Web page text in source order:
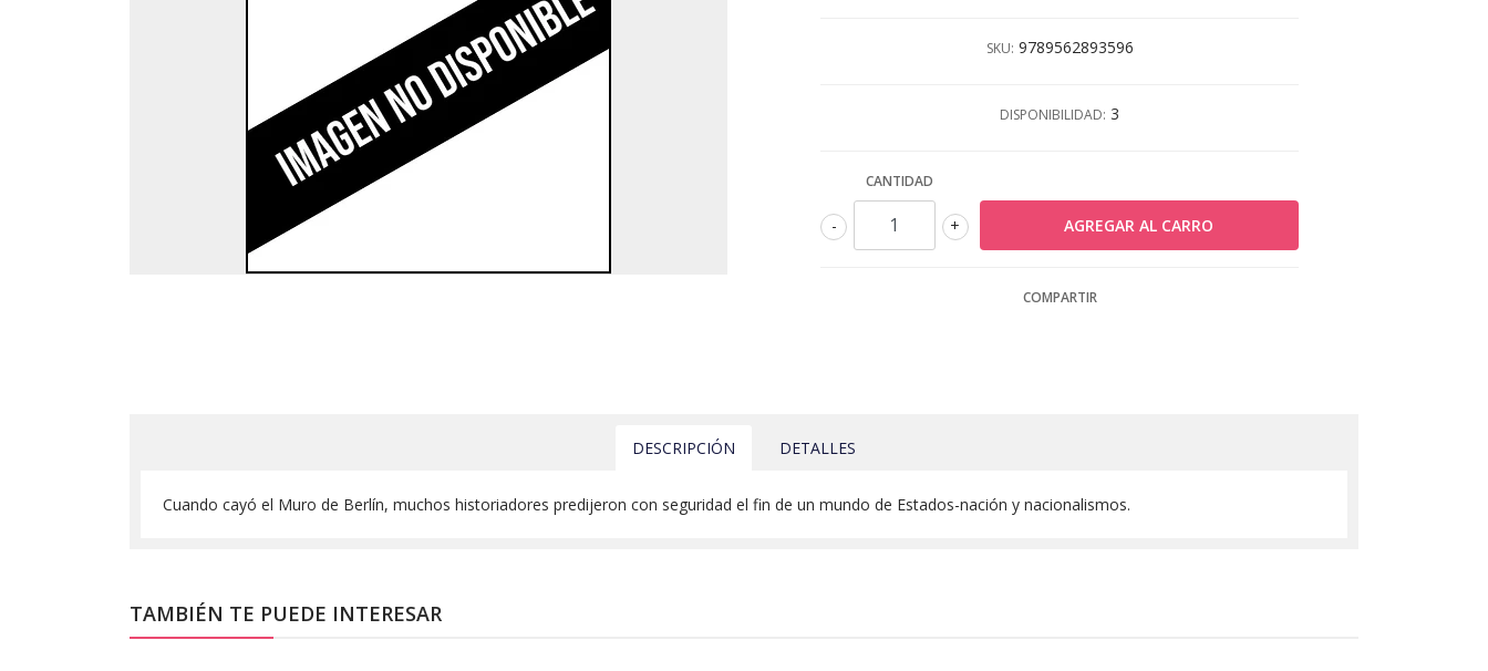
SKU: 9789562893596
DISPONIBILIDAD: 3
CANTIDAD
+
-
COMPARTIR
DESCRIPCIÓN DETALLES
Cuando cayó el Muro de Berlín, muchos historiadores predijeron con seguridad el fin de un mundo de Estados-nación y nacionalismos.
TAMBIÉN TE PUEDE INTERESAR